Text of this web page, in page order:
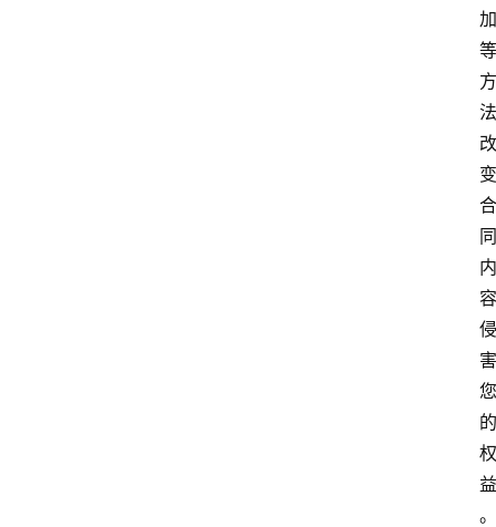
加
等
方
法
改
变
合
同
内
容
侵
害
您
的
权
益
。